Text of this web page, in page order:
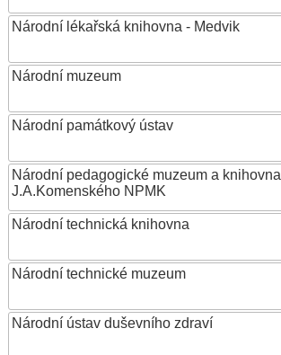
Národní lékařská knihovna - Medvik
Národní muzeum
Národní památkový ústav
Národní pedagogické muzeum a knihovna
J.A.Komenského NPMK
Národní technická knihovna
Národní technické muzeum
Národní ústav duševního zdraví